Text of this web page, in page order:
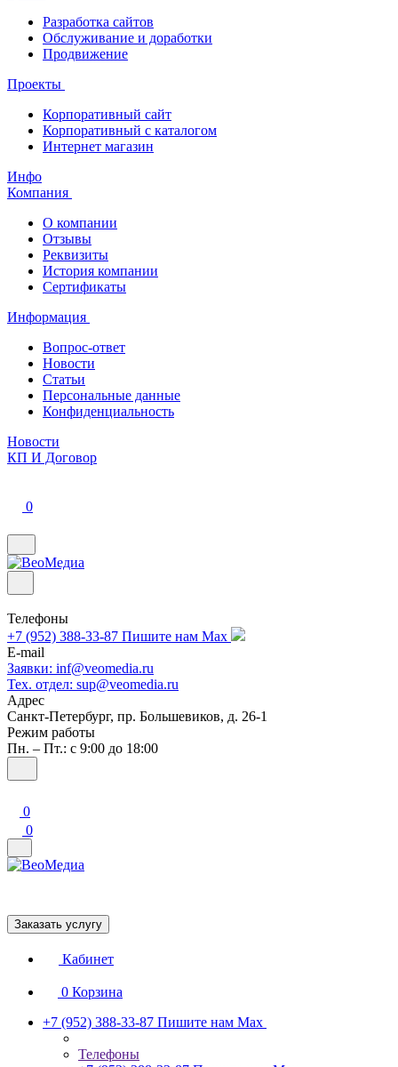
Разработка сайтов
Обслуживание и доработки
Продвижение
Проекты
Корпоративный сайт
Корпоративный с каталогом
Интернет магазин
Инфо
Компания
О компании
Отзывы
Реквизиты
История компании
Сертификаты
Информация
Вопрос-ответ
Новости
Статьи
Персональные данные
Конфиденциальность
Новости
КП И Договор
0
Телефоны
+7 (952) 388-33-87 Пишите нам Max
E-mail
Заявки: inf@veomedia.ru
Тех. отдел: sup@veomedia.ru
Адрес
Санкт-Петербург, пр. Большевиков, д. 26-1
Режим работы
Пн. – Пт.: с 9:00 до 18:00
0
0
Заказать услугу
Кабинет
0 Корзина
+7 (952) 388-33-87 Пишите нам Max
Телефоны